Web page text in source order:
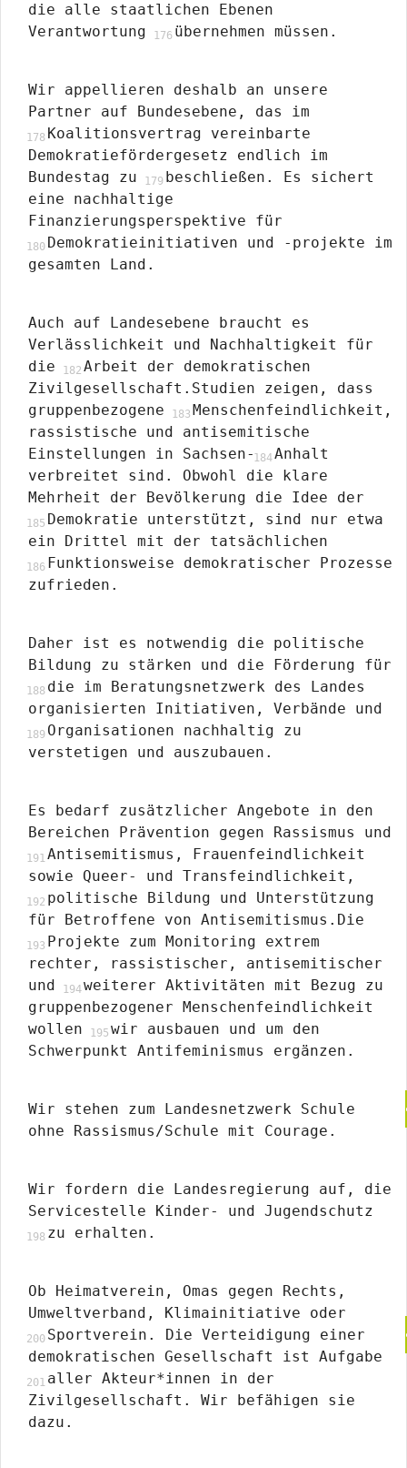
die alle staatlichen Ebenen
Verantwortung
übernehmen müssen.
Wir appellieren deshalb an unsere
Partner auf Bundesebene, das im
Koalitionsvertrag vereinbarte
Demokratiefördergesetz endlich im
Bundestag zu
beschließen. Es sichert
eine nachhaltige
Finanzierungsperspektive für
Demokratieinitiativen und -projekte im
gesamten Land.
Auch auf Landesebene braucht es
Verlässlichkeit und Nachhaltigkeit für
die
Arbeit der demokratischen
Zivilgesellschaft.Studien zeigen, dass
gruppenbezogene
Menschenfeindlichkeit,
rassistische und antisemitische
Einstellungen in Sachsen-
Anhalt
verbreitet sind. Obwohl die klare
Mehrheit der Bevölkerung die Idee der
Demokratie unterstützt, sind nur etwa
ein Drittel mit der tatsächlichen
Funktionsweise demokratischer Prozesse
zufrieden.
Daher ist es notwendig die politische
Bildung zu stärken und die Förderung für
die im Beratungsnetzwerk des Landes
organisierten Initiativen, Verbände und
Organisationen nachhaltig zu
verstetigen und auszubauen.
Es bedarf zusätzlicher Angebote in den
Bereichen Prävention gegen Rassismus und
Antisemitismus, Frauenfeindlichkeit
sowie Queer- und Transfeindlichkeit,
politische Bildung und Unterstützung
für Betroffene von Antisemitismus.Die
Projekte zum Monitoring extrem
rechter, rassistischer, antisemitischer
und
weiterer Aktivitäten mit Bezug zu
gruppenbezogener Menschenfeindlichkeit
wollen
wir ausbauen und um den
Schwerpunkt Antifeminismus ergänzen.
Wir stehen zum Landesnetzwerk Schule
ohne Rassismus/Schule mit Courage.
Wir fordern die Landesregierung auf, die
Servicestelle Kinder- und Jugendschutz
zu erhalten.
Ob Heimatverein, Omas gegen Rechts,
Umweltverband, Klimainitiative oder
Sportverein. Die Verteidigung einer
demokratischen Gesellschaft ist Aufgabe
aller Akteur*innen in der
Zivilgesellschaft. Wir befähigen sie
dazu.